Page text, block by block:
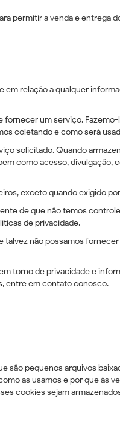
permitir a venda e entrega
em relação a qualquer
fornecer um serviço.
coletando e como será
solicitado. Quando
como acesso, divulgação,
exceto quando exigido
de que não temos
de privacidade.
talvez não possamos
torno de privacidade e
entre em contato conosco.
são pequenos arquivos
as usamos e por que às
cookies sejam